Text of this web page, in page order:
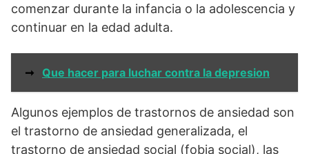
comenzar durante la infancia o la adolescencia y
continuar en la edad adulta.
➞ Que hacer para luchar contra la depresion
Algunos ejemplos de trastornos de ansiedad son
el trastorno de ansiedad generalizada, el
trastorno de ansiedad social (fobia social), las